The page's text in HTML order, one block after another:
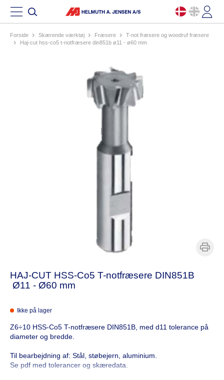
Forside skærende værktøj fræsere
t-not fræsere og woodruf fræsere
haj-cut hss-co5 t-notfræsere din851b ø11 - ø60 mm
HAJ-CUT HSS-Co5 T-notfræsere DIN851B
Ø11 - Ø60 mm
Ikke på lager
Z6÷10 HSS-Co5 T-notfræsere DIN851B, med d11 tolerance på
diameter og bredde.
Til bearbejdning af: Stål, støbejern, aluminium.
Se pdf med tolerancer og skæredata.